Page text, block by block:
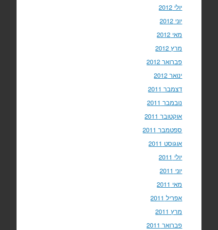
יולי 2012
יוני 2012
מאי 2012
מרץ 2012
פברואר 2012
ינואר 2012
דצמבר 2011
נובמבר 2011
אוקטובר 2011
ספטמבר 2011
אוגוסט 2011
יולי 2011
יוני 2011
מאי 2011
אפריל 2011
מרץ 2011
פברואר 2011